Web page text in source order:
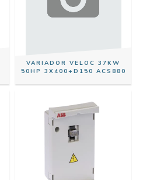
VARIADOR VELOC 37KW
50HP 3X400+D150 ACS880